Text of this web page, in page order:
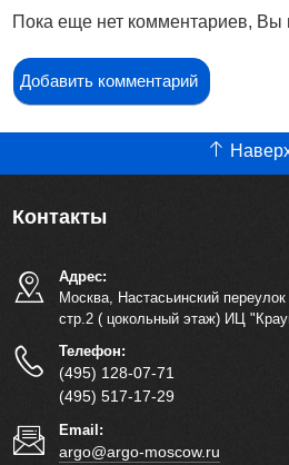
Пока еще нет комментариев,
Добавить комментарий
Контакты
Адрес:
Москва, Настасьинский переулок
стр.2 ( цокольный этаж) ИЦ
Телефон:
(495) 128-07-71
(495) 517-17-29
Email:
argo@argo-moscow.ru